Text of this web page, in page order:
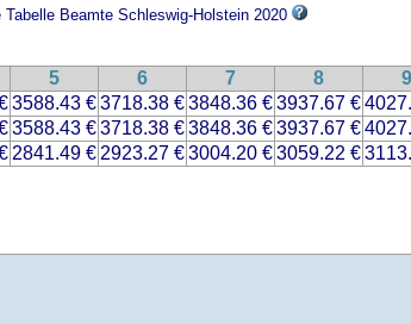
Beamte Schleswig-Holstein 2020
5 6 7 8 9
3588.43 €3718.38 €3848.36 €3937.67 €
3588.43 €3718.38 €3848.36 €3937.67 €
2841.49 € 2923.27 €3004.20 €3059.22 €